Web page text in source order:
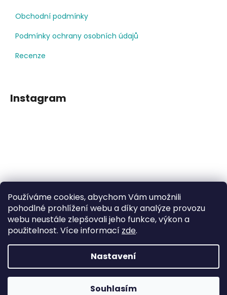
Používáme cookies, abychom Vám umožnili
pohodlné prohlížení webu a díky analýze provozu
webu neustále zlepšovali jeho funkce, výkon a
použitelnost. Více informací zde.
Nastavení
Souhlasím
Obchodní podmínky
Podmínky ochrany osobních údajů
Recenze
Instagram
Sledovat na Instagramu
Facebook
Vytvořil Shoptet